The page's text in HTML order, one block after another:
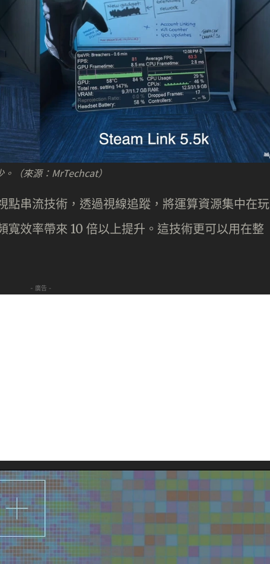
（來源：MrTechcat）
點串流技術，透過視線追蹤，將運算資源集中在玩
寬效率帶來 10 倍以上提升。這技術更可以用在整
- 廣告 -